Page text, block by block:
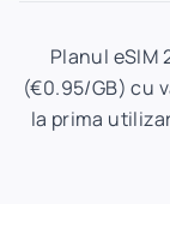
Planul eSIM
(€0.95/GB) cu
la prima